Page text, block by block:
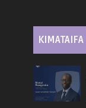
KIMATAIFA